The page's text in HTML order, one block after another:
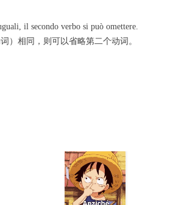
il secondo verbo si può omettere.
）相同，则可以省略第二个动词。